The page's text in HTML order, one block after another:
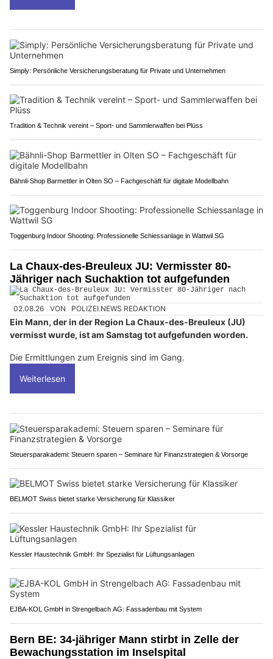
Simply: Persönliche Versicherungsberatung für Private und Unternehmen
Tradition & Technik vereint – Sport- und Sammlerwaffen bei Plüss
Bähnli-Shop Barmettler in Olten SO – Fachgeschäft für digitale Modellbahn
Toggenburg Indoor Shooting: Professionelle Schiessanlage in Wattwil SG
La Chaux-des-Breuleux JU: Vermisster 80-
Jähriger nach Suchaktion tot aufgefunden
02.08.26 VON POLIZEI.NEWS REDAKTION
Ein Mann, der in der Region La Chaux-des-Breuleux (JU)
vermisst wurde, ist am Samstag tot aufgefunden worden.
Die Ermittlungen zum Ereignis sind im Gang.
Weiterlesen
Steuersparakademi: Steuern sparen – Seminare für Finanzstrategien & Vorsorge
BELMOT Swiss bietet starke Versicherung für Klassiker
Kessler Haustechnik GmbH: Ihr Spezialist für Lüftungsanlagen
EJBA-KOL GmbH in Strengelbach AG: Fassadenbau mit System
Bern BE: 34-jähriger Mann stirbt in Zelle der
Bewachungsstation im Inselspital